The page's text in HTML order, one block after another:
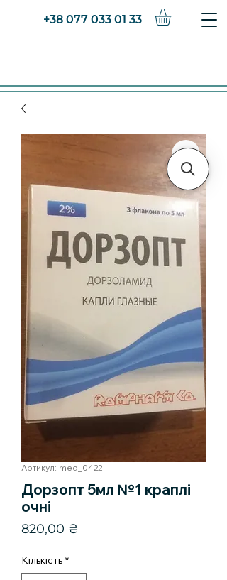
+38 077 033 01 33
Артикул: med_0422
Дорзопт 5мл №1 краплі
очні
820,00 ₴
Кількість *